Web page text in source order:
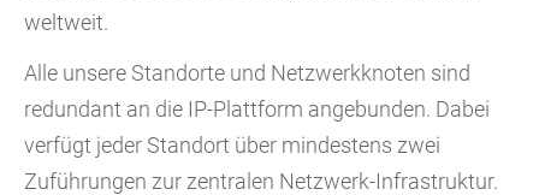
weltweit.
Alle unsere Standorte und Netzwerkknoten sind
redundant an die IP-Plattform angebunden. Dabei
verfügt jeder Standort über mindestens zwei
Zuführungen zur zentralen Netzwerk-Infrastruktur.